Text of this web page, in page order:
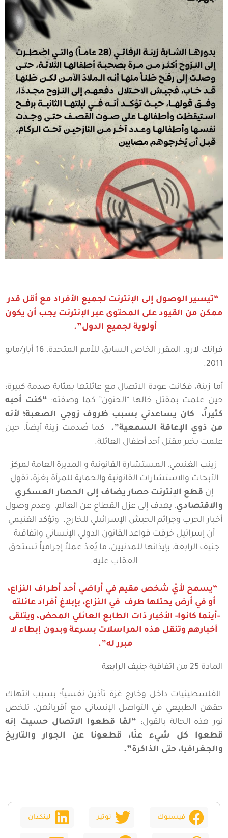
“تيسير الوصول إلى الإنترنت لجميع الأفراد مع أقل قدر
ممكن من القيود على المحتوى عبر الإنترنت يجب أن يكون
أولوية لجميع الدول”.
فرانك لارو، المقرر الخاص السابق للأمم المتحدة، 16 أيار/مايو
2011.
أما زينة، فكانت عودة الاتصال مع عائلتها بمثابة صدمة كبيرة؛
حين علمت بمقتل خالها “الحنون” كما وصفته: “كنت أحبه
كثيراً، كان يساعدني بسبب ظروف زوجي الصعبة؛ لأنه
من ذوي الإعاقة السمعية”.
كما صُدمت زينة أيضاً، حين
علمت بخبر مقتل أحد أطفال العائلة.
زينب الغنيمي، المستشارة القانونية و المديرة العامة لمركز
الأبحاث والاستشارات القانونية والحماية للمرأة بغزة، تقول
إن قطع الإنترنت حصار يضاف إلى الحصار العسكري
والاقتصادي، يهدف إلى عزل القطاع عن العالم، وعدم وصول
أخبار الحرب وجرائم الجيش الإسرائيلي للخارج. وتؤكد الغنيمي
أن إسرائيل خرقت قواعد القانون الدولي الإنساني واتفاقية
جنيف الرابعة، بإيذائها للمدنيين، ما يُعدّ عملاً إجرامياً تستحق
العقاب عليه.
“يسمح لأيّ شخص مقيم في أراضي أحد أطراف النزاع،
أو في أرض يحتلها طرف في النزاع، بإبلاغ أفراد عائلته
-أينما كانوا- الأخبار ذات الطابع العائلي المحض، ويتلقى
أخبارهم وتنقل هذه المراسلات بسرعة وبدون إبطاء لا
مبرر له”.
المادة 25 من اتفاقية جنيف الرابعة
الفلسطينيات داخل وخارج غزة تأذين نفسياً؛ بسبب انتهاك
حقهن الطبيعي في التواصل الإنساني مع أقربائهن. تلخص
نور هذه الحالة بالقول: “لمّا قطعوا الاتصال حسيت إنه
قطعوا كل شيء عنّا، قطعونا عن الجوار والتاريخ
والجغرافيا، حتى الذاكرة”.
فيسبوك توتير لينكدان